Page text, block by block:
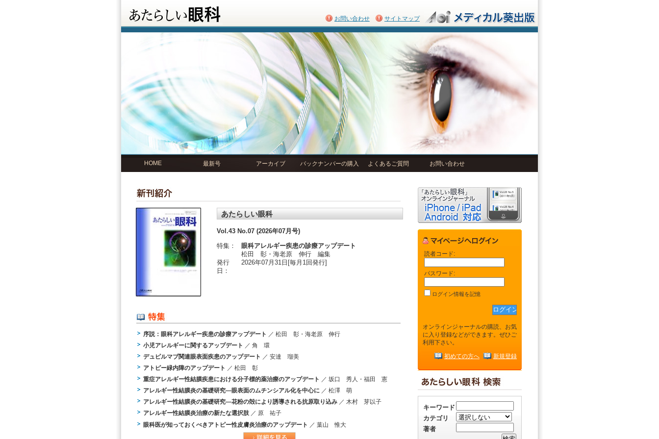
お問い合わせ サイトマップ
HOME 最新号 アーカイブ バックナンバーの購入 よくあるご質問 お問い合わせ
あたらしい眼科
Vol.43 No.07 (2026年07月号)
特集：
眼科アレルギー疾患の診療アップデート
松田 彰・海老原 伸行 編集
発行
日：
2026年07月31日[毎月1回発行]
序説：眼科アレルギー疾患の診療アップデート ／ 松田 彰・海老原 伸行
小児アレルギーに関するアップデート ／ 角 環
デュピルマブ関連眼表面疾患のアップデート ／ 安達 瑠美
アトピー緑内障のアップデート ／ 松田 彰
重症アレルギー性結膜疾患における分子標的薬治療のアップデート ／ 坂口 秀人・福田 憲
アレルギー性結膜炎の基礎研究―眼表面のムチンシアル化を中心に ／ 松澤 萌
アレルギー性結膜炎の基礎研究―花粉の殻により誘導される抗原取り込み ／ 木村 芽以子
アレルギー性結膜炎治療の新たな選択肢 ／ 原 祐子
眼科医が知っておくべきアトピー性皮膚炎治療のアップデート ／ 葉山 惟大
読者コード:
パスワード:
ログイン情報を記憶
オンラインジャーナルの購読、お気
に入り登録などができます。ぜひご
利用下さい。
初めての方へ 新規登録
キーワード
カテゴリ
著者